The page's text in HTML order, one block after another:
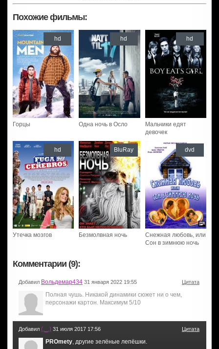
Похожие фильмы:
Горцы
hd
Одна ночь в Осло
hd
Мальчики едят
девочек
hd
Утечка мозгов
hd
Безмолвная ночь
BluRay
Снежная любовь, или
Сон в зимнюю ночь
dvd
Комментарии (9):
Добавил Вольдемар434 31 января 2022 19:55 Цитата
Полная чушь. Никакой динамики сюжет ни о чем,
персонажи картон. Максимум 5/10
Добавил (._.) 31 июля 2017 17:56 Цитата
PROmety, другие зелёные лепёшки.